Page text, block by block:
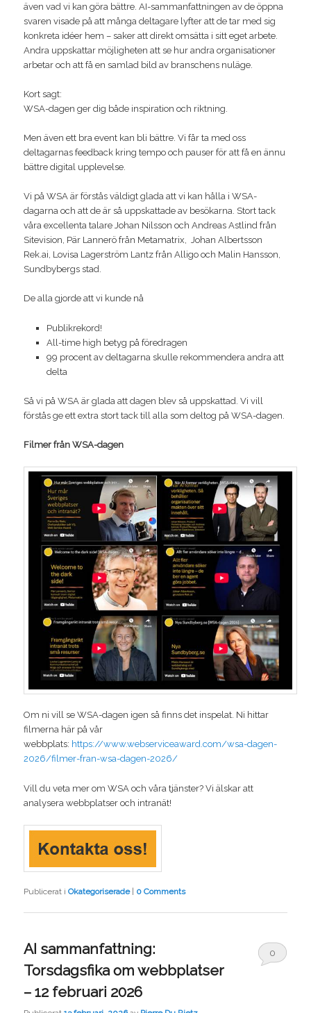
även vad vi kan göra bättre. AI-sammanfattningen av de öppna
svaren visade på att många deltagare lyfter att de tar med sig
konkreta idéer hem – saker att direkt omsätta i sitt eget arbete.
Andra uppskattar möjligheten att se hur andra organisationer
arbetar och att få en samlad bild av branschens nuläge.
Kort sagt:
WSA-dagen ger dig både inspiration och riktning.
Men även ett bra event kan bli bättre. Vi får ta med oss
deltagarnas feedback kring tempo och pauser för att få en ännu
bättre digital upplevelse.
Vi på WSA är förstås väldigt glada att vi kan hålla i WSA-
dagarna och att de är så uppskattade av besökarna. Stort tack
våra excellenta talare Johan Nilsson och Andreas Astlind från
Sitevision, Pär Lannerö från Metamatrix, Johan Albertsson
Rek.ai, Lovisa Lagerström Lantz från Alligo och Malin Hansson,
Sundbybergs stad.
De alla gjorde att vi kunde nå
Publikrekord!
All-time high betyg på föredragen
99 procent av deltagarna skulle rekommendera andra att
delta
Så vi på WSA är glada att dagen blev så uppskattad. Vi vill
förstås ge ett extra stort tack till alla som deltog på WSA-dagen.
Filmer från WSA-dagen
Om ni vill se WSA-dagen igen så finns det inspelat. Ni hittar
filmerna här på vår
webbplats: https://www.webserviceaward.com/wsa-dagen-
2026/filmer-fran-wsa-dagen-2026/
Vill du veta mer om WSA och våra tjänster? Vi älskar att
analysera webbplatser och intranät!
Publicerat i Okategoriserade | 0 Comments
AI sammanfattning:
Torsdagsfika om webbplatser
– 12 februari 2026
0